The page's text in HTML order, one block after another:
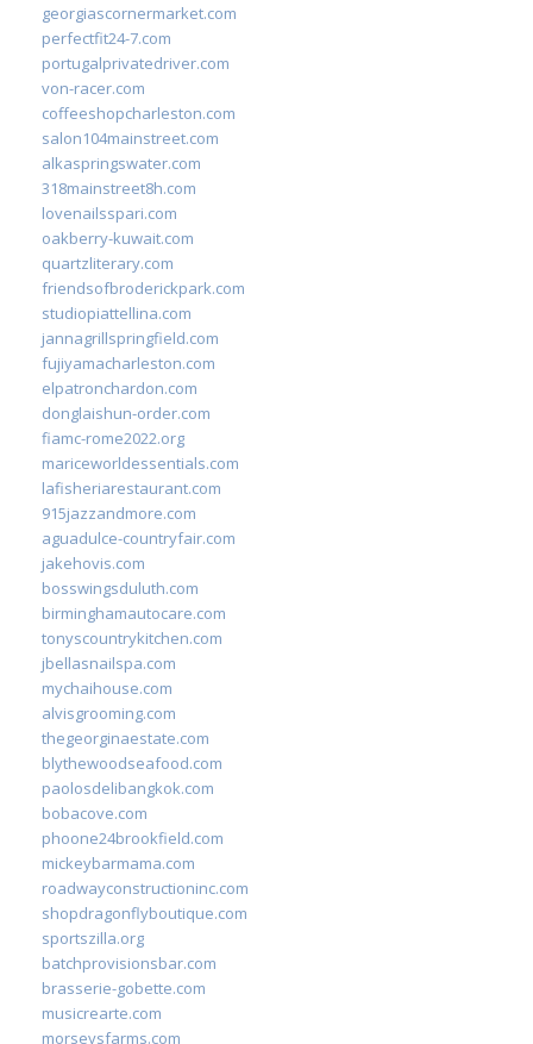
georgiascornermarket.com
perfectfit24-7.com
portugalprivatedriver.com
von-racer.com
coffeeshopcharleston.com
salon104mainstreet.com
alkaspringswater.com
318mainstreet8h.com
lovenailsspari.com
oakberry-kuwait.com
quartzliterary.com
friendsofbroderickpark.com
studiopiattellina.com
jannagrillspringfield.com
fujiyamacharleston.com
elpatronchardon.com
donglaishun-order.com
fiamc-rome2022.org
mariceworldessentials.com
lafisheriarestaurant.com
915jazzandmore.com
aguadulce-countryfair.com
jakehovis.com
bosswingsduluth.com
birminghamautocare.com
tonyscountrykitchen.com
jbellasnailspa.com
mychaihouse.com
alvisgrooming.com
thegeorginaestate.com
blythewoodseafood.com
paolosdelibangkok.com
bobacove.com
phoone24brookfield.com
mickeybarmama.com
roadwayconstructioninc.com
shopdragonflyboutique.com
sportszilla.org
batchprovisionsbar.com
brasserie-gobette.com
musicrearte.com
morseysfarms.com